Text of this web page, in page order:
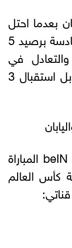
بعدما احتل
المركز الثاني في المجموعة السادسة برصيد 5
في
مباراتين، وسجل 7 أهداف مقابل استقبال 3
تنقل شبكة قنوات beIN SPORTS المباراة
كأس العالم